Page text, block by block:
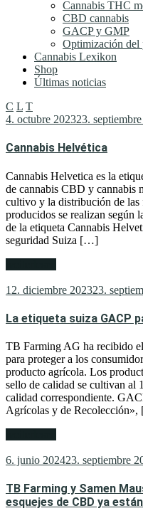
Cannabis THC
CBD cannabis
GACP y GMP
Optimización del
Cannabis Lexikon
Shop
Últimas noticias
C L T
4. octubre 202323.
Cannabis Helvética
Cannabis Helvetica es la
de cannabis CBD y cannabis
cultivo y la distribución de las
producidos se realizan según
de la etiqueta Cannabis
seguridad Suiza […]
12. diciembre 202323.
La etiqueta suiza GACP
TB Farming AG ha recibido
para proteger a los
producto agrícola. Los
sello de calidad se cultivan al
calidad correspondiente.
Agrícolas y de
6. junio 202423. septiembre
TB Farming y Samen
esquejes de CBD ya